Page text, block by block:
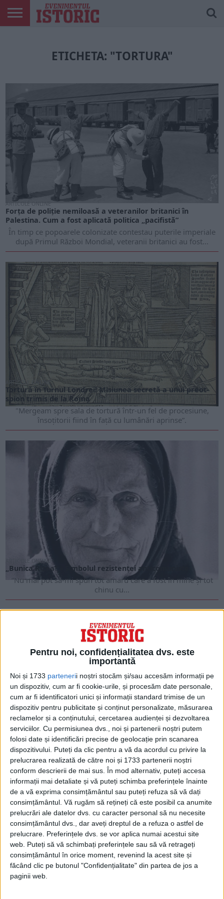
Pentru noi, confidențialitatea dvs. este
importantă
Noi și 1733 partenerii noștri stocăm și/sau accesăm informații pe
un dispozitiv, cum ar fi cookie-urile, și procesăm date personale,
cum ar fi identificatori unici și informații standard trimise de un
dispozitiv pentru publicitate și conținut personalizate, măsurarea
reclamelor și a conținutului, cercetarea audienței și dezvoltarea
serviciilor. Cu permisiunea dvs., noi și partenerii noștri putem
folosi date și identificări precise de geolocație prin scanarea
dispozitivului. Puteți da clic pentru a vă da acordul cu privire la
prelucrarea realizată de către noi și 1733 partenerii noștri
conform descrierii de mai sus. În mod alternativ, puteți accesa
informații mai detaliate și vă puteți schimba preferințele înainte
de a vă exprima consimțământul sau puteți refuza să vă dați
consimțământul. Vă rugăm să rețineți că este posibil ca anumite
prelucrări ale datelor dvs. cu caracter personal să nu necesite
consimțământul dvs., dar aveți dreptul de a refuza o astfel de
prelucrare. Preferințele dvs. se vor aplica numai acestui site
web. Puteți să vă schimbați preferințele sau să vă retrageți
consimțământul în orice moment, revenind la acest site și
făcând clic pe butonul "Confidențialitate" din partea de jos a
paginii web.
TIPĂRITEETICHETA: "TORTURA"
ARTICOLE ONLINE
Forța de poliție nemiloasă a veteranilor britanici în
Palestina. Cum a fost aplicată politica „pacifistă”
În timp ce popoarele colonizate contestau puterile imperiale
după Primul Război Mondial, veteranii britanici au fost...
ARTICOLE ONLINE
Tortură în Turnul Londrei! Misiunea secretă a unui preot-
spion trimis de la Roma
"Mergeam spre sala de tortură într-un fel de procesiune,
însoțitorii fiind în față cu lumânări aprinse”.
ARTICOLE ONLINE
„Bunica Rizea” – Simbolul rezistenței anticomuniste
”Nu mai pot să-mi spun tot amaru care a fost în mine şi tot
chinu cu...
ARTICOLE ONLINE
Cazul lui Otto Warmbier: Studentul american torturat de
Coreea de Nord
Ororile care i-au fost provocate studentului american, Otto
Warmbier, la cererea guvernului nord-coreean au fost duse...